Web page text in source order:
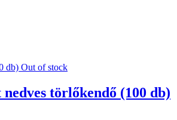
Out of stock
törlőkendő (100 db)